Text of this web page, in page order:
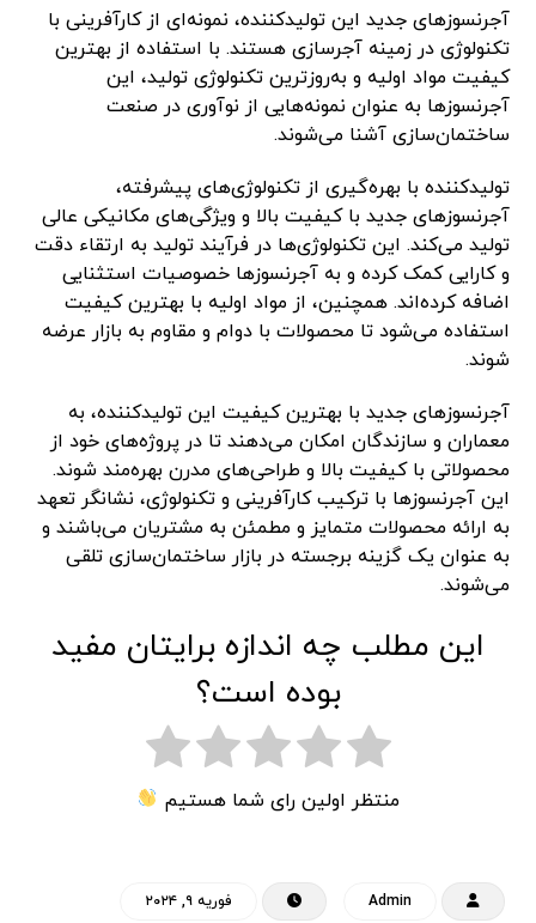
آجرنسوزهای جدید این تولیدکننده، نمونه‌ای از کارآفرینی با
تکنولوژی در زمینه آجرسازی هستند. با استفاده از بهترین
کیفیت مواد اولیه و به‌روزترین تکنولوژی تولید، این
آجرنسوزها به عنوان نمونه‌هایی از نوآوری در صنعت
ساختمان‌سازی آشنا می‌شوند.
تولیدکننده با بهره‌گیری از تکنولوژی‌های پیشرفته،
آجرنسوزهای جدید با کیفیت بالا و ویژگی‌های مکانیکی عالی
تولید می‌کند. این تکنولوژی‌ها در فرآیند تولید به ارتقاء دقت
و کارایی کمک کرده و به آجرنسوزها خصوصیات استثنایی
اضافه کرده‌اند. همچنین، از مواد اولیه با بهترین کیفیت
استفاده می‌شود تا محصولات با دوام و مقاوم به بازار عرضه
شوند.
آجرنسوزهای جدید با بهترین کیفیت این تولیدکننده، به
معماران و سازندگان امکان می‌دهند تا در پروژه‌های خود از
محصولاتی با کیفیت بالا و طراحی‌های مدرن بهره‌مند شوند.
این آجرنسوزها با ترکیب کارآفرینی و تکنولوژی، نشانگر تعهد
به ارائه محصولات متمایز و مطمئن به مشتریان می‌باشند و
به عنوان یک گزینه برجسته در بازار ساختمان‌سازی تلقی
می‌شوند.
این مطلب چه اندازه برایتان مفید
بوده است؟
منتظر اولین رای شما هستیم
Admin فوریه ۹, ۲۰۲۴